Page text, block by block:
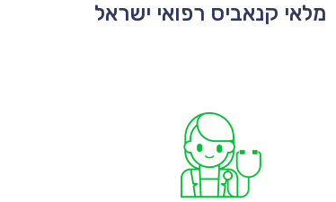
מלאי קנאביס רפואי ישראל